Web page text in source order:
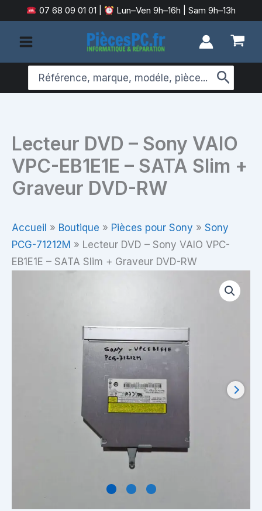
au
contenu
07 68 09 01 01 Lun–Ven 9h–16h | Sam 9h–13h
Search
for:
Lecteur DVD – Sony VAIO
VPC-EB1E1E – SATA Slim +
Graveur DVD-RW
Accueil » Boutique » Pièces pour Sony » Sony
PCG-71212M » Lecteur DVD – Sony VAIO VPC-
EB1E1E – SATA Slim + Graveur DVD-RW